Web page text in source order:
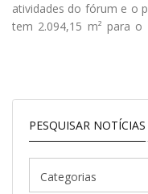
atividades do fórum e o
tem 2.094,15 m² para
PESQUISAR NOTÍCIAS